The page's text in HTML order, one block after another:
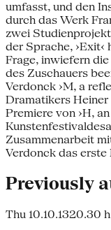
umfasst, und den
durch das Werk
zwei
der Sprache,
Frage, inwiefern
des Zuschauers
Verdonck ›M, a
Dramatikers
Premiere von ›H,
Zusammenarbeit
Verdonck das erste
Previously
Thu 10.10.1320.30 h